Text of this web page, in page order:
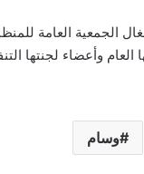
الجمعية العامة
وأعضاء لجنتها
وسام